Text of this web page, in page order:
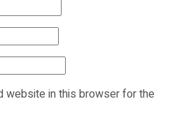
website in this browser for the